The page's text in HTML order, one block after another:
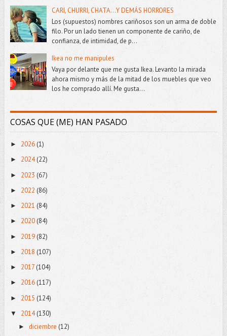
CARI, CHURRI, CHATA...Y DEMÁS HORRORES
Los (supuestos) nombres cariñosos son un arma de doble
filo. Por un lado tienen un componente de cariño, de
confianza, de intimidad, de p...
Ikea no me manipules
Vaya por delante que me gusta Ikea. Levanto la mirada
ahora mismo y más de la mitad de los muebles que veo
los he comprado allí. Me gusta...
COSAS QUE (ME) HAN PASADO
► 2026(1)
► 2024(22)
► 2023 (67)
► 2022 (86)
► 2021 (84)
► 2020(84)
► 2019 (82)
► 2018 (107)
► 2017(104)
► 2016(117)
► 2015 (124)
▼ 2014(130)
► diciembre (12)